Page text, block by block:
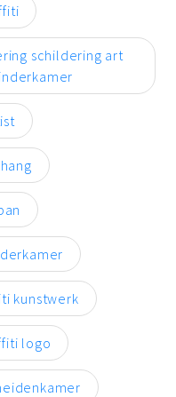
schildering art
kunstwerk
logo